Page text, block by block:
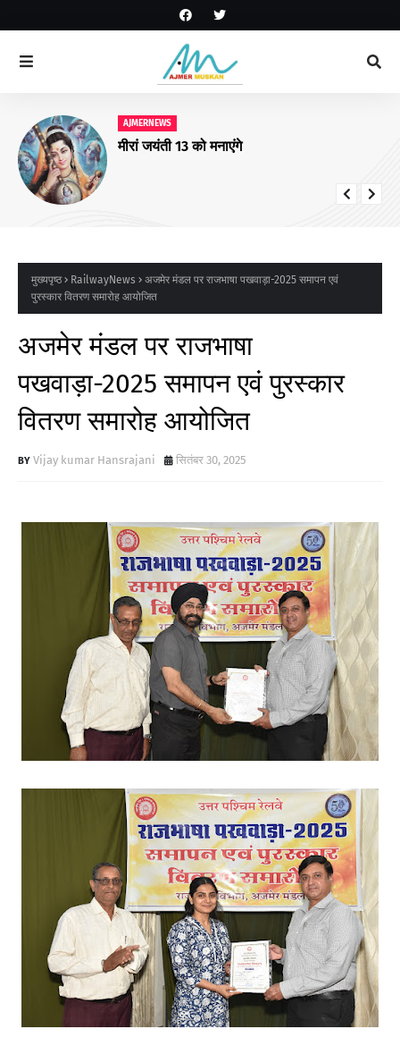
AJMERNEWS
मीरां जयंती 13 को मनाएंगे
मुख्यपृष्ठ RailwayNews
अजमेर मंडल पर राजभाषा पखवाड़ा-2025 समापन एवं
पुरस्‍कार वितरण समारोह आयोजित
अजमेर मंडल पर राजभाषा
पखवाड़ा-2025 समापन एवं पुरस्‍कार
वितरण समारोह आयोजित
Vijay kumar Hansrajani सितंबर 30, 2025